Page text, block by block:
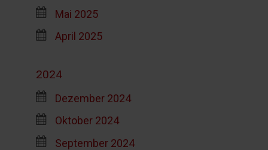
Mai 2025
April 2025
2024
Dezember 2024
Oktober 2024
September 2024